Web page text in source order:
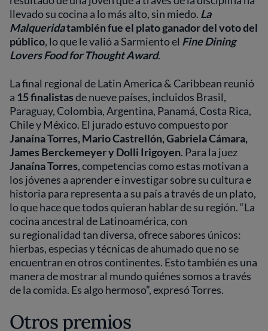
llevado su cocina a lo más alto, sin miedo. La
Malqueridatambién fue el plato ganador del voto del
público, lo que le valió a Sarmiento el Fine Dining
Lovers Food for Thought Award.
La final regional de Latin America & Caribbean reunió
a 15 finalistasde nueve países, incluidos Brasil,
Paraguay, Colombia, Argentina, Panamá, Costa Rica,
Chile y México. El jurado estuvo compuesto por
Janaína Torres, Mario Castrellón, Gabriela Cámara,
James Berckemeyer y Dolli Irigoyen. Para la juez
Janaína Torres, competencias como estas motivan a
los jóvenes a aprender e investigar sobre su cultura e
historia para representa a su país a través de un plato,
lo que hace que todos quieran hablar de su región. “La
cocina ancestral de Latinoamérica, con
su regionalidad tan diversa, ofrece sabores únicos:
hierbas, especias y técnicas de ahumado que no se
encuentran en otros continentes. Esto también es una
manera de mostrar al mundo quiénes somos a través
de la comida. Es algo hermoso”, expresó Torres.
Otros premios